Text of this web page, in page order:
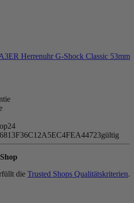
Herrenuhr G-Shock Classic 53mm
gültig
die Trusted Shops Qualitätskriterien.